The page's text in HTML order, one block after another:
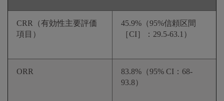
CRR（有効性主要評価
項目）
45.9%（95%信頼区間
［CI］：29.5-63.1）
ORR
83.8%（95% CI：68-
93.8）